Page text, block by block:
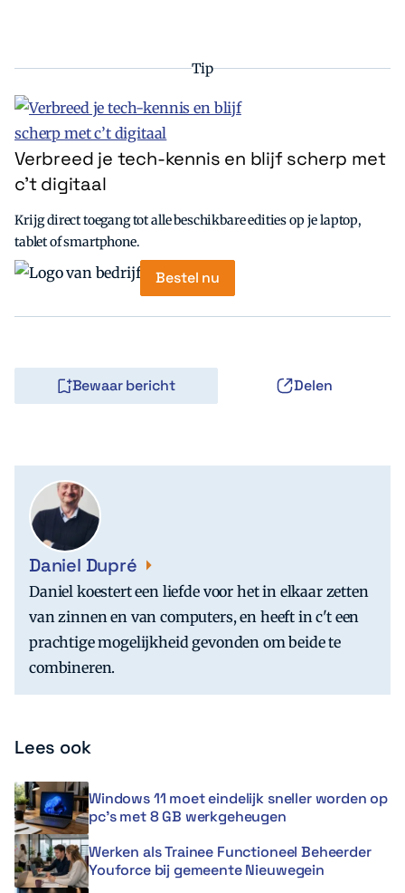
Tip
Verbreed je tech-kennis en blijf scherp met
c’t digitaal
Krijg direct toegang tot alle beschikbare edities op je laptop,
tablet of smartphone.
Bestel nu
Bewaar bericht Delen
Daniel Dupré
Daniel koestert een liefde voor het in elkaar zetten
van zinnen en van computers, en heeft in c't een
prachtige mogelijkheid gevonden om beide te
combineren.
Lees ook
Windows 11 moet eindelijk sneller worden op
pc’s met 8 GB werkgeheugen
Werken als Trainee Functioneel Beheerder
Youforce bij gemeente Nieuwegein